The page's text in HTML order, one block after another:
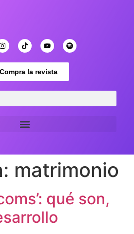
la revista
matrimonio
qué son,